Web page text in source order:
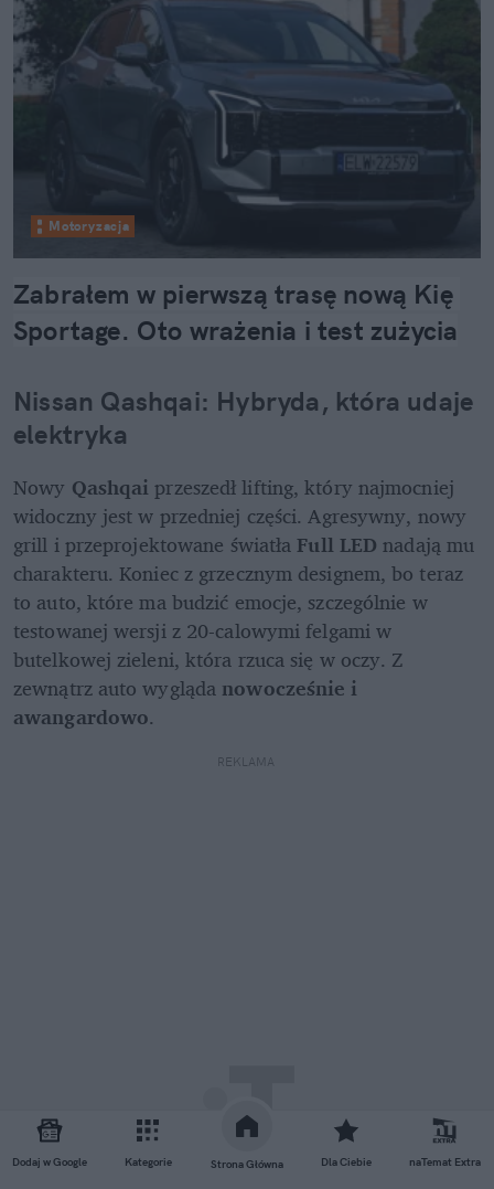
Dodaj w Google Kategorie Strona Główna Dla Ciebie naTemat Extra
Motoryzacja
Zabrałem w pierwszą trasę nową Kię
Sportage. Oto wrażenia i test zużycia
Nissan Qashqai: Hybryda, która udaje
elektryka
Nowy Qashqai przeszedł lifting, który najmocniej
widoczny jest w przedniej części. Agresywny, nowy
grill i przeprojektowane światła Full LED nadają mu
charakteru. Koniec z grzecznym designem, bo teraz
to auto, które ma budzić emocje, szczególnie w
testowanej wersji z 20-calowymi felgami w
butelkowej zieleni, która rzuca się w oczy. Z
zewnątrz auto wygląda nowocześnie i
awangardowo.
REKLAMA